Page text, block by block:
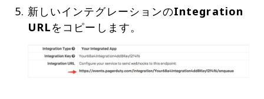
新しいインテグレーションのIntegration
URL